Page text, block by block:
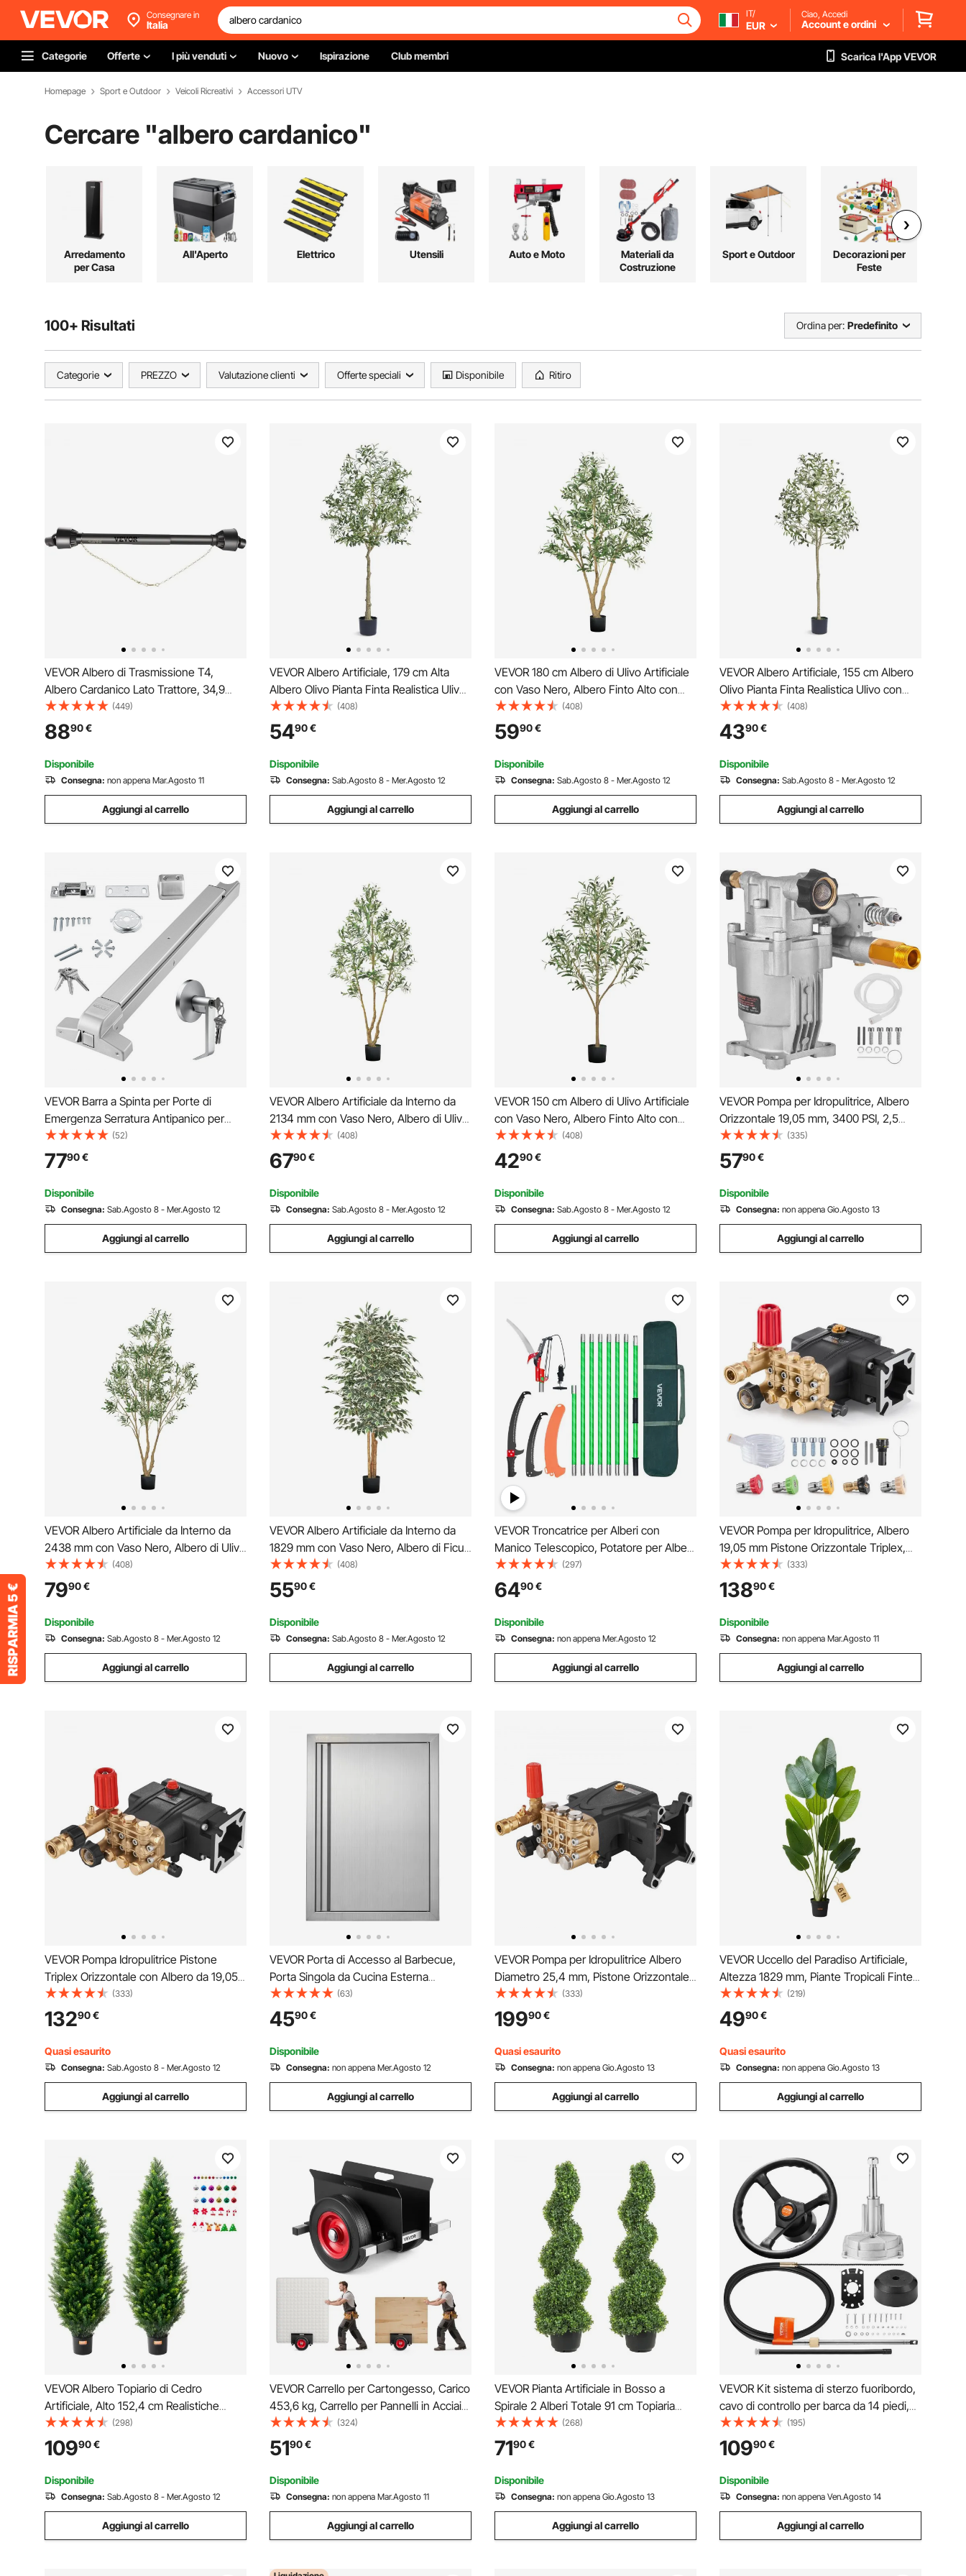
Consegnare in
Italia
IT/
EUR
Ciao, Accedi
Account e ordini
Categorie Offerte I più venduti Nuovo Ispirazione Club membri Scarica l'App VEVOR
Homepage Sport e Outdoor Veicoli Ricreativi Accessori UTV
Cercare "albero cardanico"
Arredamento
per Casa
All'Aperto Elettrico Utensili Auto e Moto
Materiali da
Costruzione
Sport e Outdoor
Decorazioni per
Feste
100+ Risultati Ordina per: Predefinito
Categorie PREZZO Valutazione clienti Offerte speciali Disponibile Ritiro
VEVOR Albero di Trasmissione T4,
Albero Cardanico Lato Trattore, 34,9
mm, 6 Scanalature, Estensibile 1100-
1550 mm, per Tosaerba,
Decespugliatori, Motocoltivatori,
Spandiconcime
(449)
8890€
Disponibile
Consegna: non appena Mar.Agosto 11
Aggiungi al carrello
VEVOR Albero Artificiale, 179 cm Alta
Albero Olivo Pianta Finta Realistica Ulivo
con Vaso Φ170x145 mm, PE di Alta
Qualità e Protezione Antiribaltamento
Decorazione per Casa Ufficio Interni ed
Esterni
(408)
5490€
Disponibile
Consegna: Sab.Agosto 8 - Mer.Agosto 12
Aggiungi al carrello
VEVOR 180 cm Albero di Ulivo Artificiale
con Vaso Nero, Albero Finto Alto con
Tronco in Legno Naturale e Foglie e
Frutti Verdi Realistici, Pianta Artificiale da
Interno per Casa, Ufficio, Soggiorno
(408)
5990€
Disponibile
Consegna: Sab.Agosto 8 - Mer.Agosto 12
Aggiungi al carrello
VEVOR Albero Artificiale, 155 cm Albero
Olivo Pianta Finta Realistica Ulivo con
Vaso Φ150x125 mm, Materiale PE di
Qualità Protezione Antiribaltamento,
Decorazione per Casa Ufficio Interni ed
Esterni
(408)
4390€
Disponibile
Consegna: Sab.Agosto 8 - Mer.Agosto 12
Aggiungi al carrello
VEVOR Barra a Spinta per Porte di
Emergenza Serratura Antipanico per
Porte di Uscita Larghezza 762 - 914mm,
Dispositivo Antipanico per Uscite di
Emergenza Adatto per Centri
Commerciali Ospedali Hotel
(52)
7790€
Disponibile
Consegna: Sab.Agosto 8 - Mer.Agosto 12
Aggiungi al carrello
VEVOR Albero Artificiale da Interno da
2134 mm con Vaso Nero, Albero di Ulivo
Artificiale con Tronco in Legno Naturale
e Foglie e Frutti Verdi Realistiche, per
Casa, Soggiorno, Decorazione d'Angolo
(408)
6790€
Disponibile
Consegna: Sab.Agosto 8 - Mer.Agosto 12
Aggiungi al carrello
VEVOR 150 cm Albero di Ulivo Artificiale
con Vaso Nero, Albero Finto Alto con
Tronco in Legno Naturale e Foglie e
Frutti Verdi Realistici, Pianta Artificiale da
Interno per Casa, Ufficio, Soggiorno
(408)
4290€
Disponibile
Consegna: Sab.Agosto 8 - Mer.Agosto 12
Aggiungi al carrello
VEVOR Pompa per Idropulitrice, Albero
Orizzontale 19,05 mm, 3400 PSI, 2,5
GPM, Kit di Pompe di Ricambio per
Idropulitrice per Lavaggio Compatibile
con Honda, Simpson, Briggs & Stratton,
Craftsman
(335)
5790€
Disponibile
Consegna: non appena Gio.Agosto 13
Aggiungi al carrello
VEVOR Albero Artificiale da Interno da
2438 mm con Vaso Nero, Albero di Ulivo
Artificiale con Tronco in Legno Naturale
e Foglie e Frutti Verdi Realistiche, per
Casa, Soggiorno, Decorazione d'Angolo
(408)
7990€
Disponibile
Consegna: Sab.Agosto 8 - Mer.Agosto 12
Aggiungi al carrello
VEVOR Albero Artificiale da Interno da
1829 mm con Vaso Nero, Albero di Ficus
Artificiale con Tronco in Legno Naturale
e Foglie Verdi Realistiche, per Interni per
Casa, Soggiorno o Angolo Decorativo
(408)
5590€
Disponibile
Consegna: Sab.Agosto 8 - Mer.Agosto 12
Aggiungi al carrello
VEVOR Troncatrice per Alberi con
Manico Telescopico, Potatore per Alberi
con Asta Estensibile da 118 a 809,3 cm
con Forbici, Lama Affilata in Acciaio da
65 Mn per Potatura di Rami Alti
(297)
6490€
Disponibile
Consegna: non appena Mer.Agosto 12
Aggiungi al carrello
VEVOR Pompa per Idropulitrice, Albero
19,05 mm Pistone Orizzontale Triplex,
Kit di Pompe di Ricambio per Idropulitrice
11,36 L/min con 5 Ugelli, Per Simpson
MorFlex 40224, 40225, 40226,
Santoprene
(333)
13890€
Disponibile
Consegna: non appena Mar.Agosto 11
Aggiungi al carrello
VEVOR Pompa Idropulitrice Pistone
Triplex Orizzontale con Albero da 19,05
mm 3300 PSI 3,0 GPM, Kit Pompa di
Ricambio Compatibile con Modelli
Simpson MorFlex 40224, 40225, 40226
(333)
13290€
Quasi esaurito
Consegna: Sab.Agosto 8 - Mer.Agosto 12
Aggiungi al carrello
VEVOR Porta di Accesso al Barbecue,
Porta Singola da Cucina Esterna
432x610mm, Porta ad Incasso in Acciaio
Inox, Maniglia ad Incasso, Isola
Barbecue, Stazione per Grigliate,
Armadio da Esterno
(63)
4590€
Disponibile
Consegna: non appena Mer.Agosto 12
Aggiungi al carrello
VEVOR Pompa per Idropulitrice Albero
Diametro 25,4 mm, Pistone Orizzontale
a Tripla Camera, 4400 PSI, Portata 4
GPM, Kit di Pompe di Ricambio per
Idropulitrice Lavapezzi
(333)
19990€
Quasi esaurito
Consegna: non appena Gio.Agosto 13
Aggiungi al carrello
VEVOR Uccello del Paradiso Artificiale,
Altezza 1829 mm, Piante Tropicali Finte
con 13 Tronchi e Vaso Bianco, Albero di
Seta Finto da Pavimento, Grandi Alberi
per Casa, Ufficio, Soggiorno
(219)
4990€
Quasi esaurito
Consegna: non appena Gio.Agosto 13
Aggiungi al carrello
VEVOR Albero Topiario di Cedro
Artificiale, Alto 152,4 cm Realistiche
Piante in Vaso di Pino con Foglie Extra,
Set Verde Artificiale Protetto dai Raggi
UV per Domestica di Interni Esterni (2
Pezzi)
(298)
10990€
Disponibile
Consegna: Sab.Agosto 8 - Mer.Agosto 12
Aggiungi al carrello
VEVOR Carrello per Cartongesso, Carico
453,6 kg, Carrello per Pannelli in Acciaio
con Ruote Girevoli da 25 cm, Adatto a
Terreno Piano, con Morsetto Regolabile
per Fabbrica, Garage, Nero
(324)
5190€
Disponibile
Consegna: non appena Mar.Agosto 11
Aggiungi al carrello
VEVOR Pianta Artificiale in Bosso a
Spirale 2 Alberi Totale 91 cm Topiaria
Decorativa Piante Finte in PE con 10
Foglie di Ricambio, per Decorazione
Interno Esterno Giardino Terrazzo
Balcone Ingresso
(268)
7190€
Disponibile
Consegna: non appena Gio.Agosto 13
Aggiungi al carrello
VEVOR Kit sistema di sterzo fuoribordo,
cavo di controllo per barca da 14 piedi,
albero conico standard 3/4", volante
13,5", sistema di sterzo marino in
alluminio, per yacht, barche da pesca
(195)
10990€
Disponibile
Consegna: non appena Ven.Agosto 14
Aggiungi al carrello